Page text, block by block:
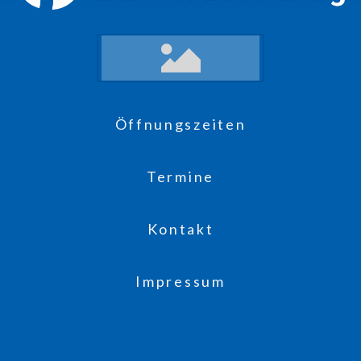
Öffnungszeiten
Termine
Kontakt
Impressum